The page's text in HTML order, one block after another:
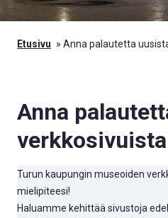
Etusivu » Anna palautetta
Anna
verkkosivuista
Turun kaupungin museoiden
mielipiteesi!
Haluamme kehittää sivustoja